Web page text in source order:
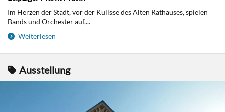
Im Herzen der Stadt, vor der Kulisse des Alten Rathauses, spielen
Bands und Orchester auf,...
Weiterlesen
Ausstellung